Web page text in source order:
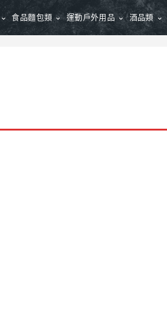
食品麵包類 運動戶外用品 酒品類